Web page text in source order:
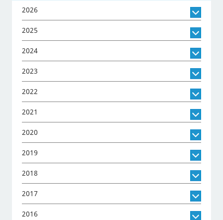
2026
2025
2024
2023
2022
2021
2020
2019
2018
2017
2016